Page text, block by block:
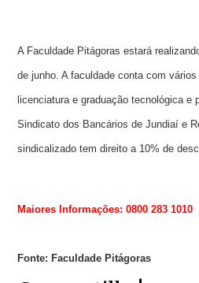
A Faculdade Pitágoras estará
de junho. A faculdade conta com
licenciatura e graduação tecnológica e
Sindicato dos Bancários de Jundiaí e
sindicalizado tem direito a 10% de
Maiores Informações: 0800 283 1010
Fonte: Faculdade Pitágoras